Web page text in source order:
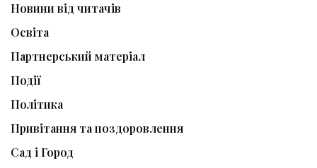
Новини від читачів
Освіта
Партнерський матеріал
Події
Політика
Привітання та поздоровлення
Сад і Город